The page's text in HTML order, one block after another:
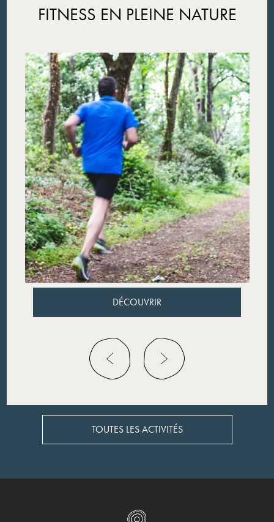
FITNESS EN PLEINE NATURE
Découvrir
DÉCOUVRIR
DÉCOUVRIR
TOUTES LES ACTIVITÉS
TOUTES LES ACTIVITÉS